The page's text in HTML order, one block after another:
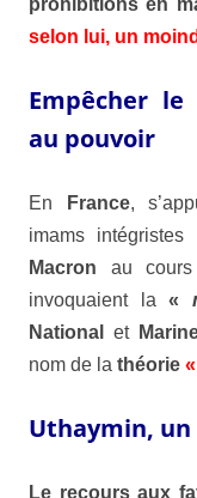
prohibitions en
selon lui, un
Empêcher le
au pouvoir
En France,
imams
Macron au
invoquaient la«
National
et
nom de la théorie «
Uthaymin,
Le recours aux